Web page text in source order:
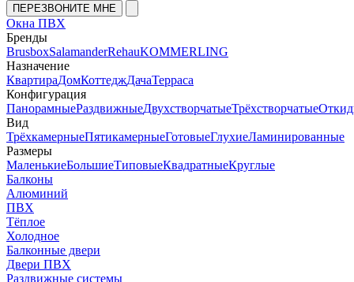
ПЕРЕЗВОНИТЕ МНЕ
Окна ПВХ
Бренды
BrusboxSalamanderRehauKOMMERLING
Назначение
КвартираДомКоттеджДачаТерраса
Конфигурация
ПанорамныеРаздвижныеДвухстворчатыеТрёхстворчатые
Вид
ТрёхкамерныеПятикамерныеГотовыеГлухиеЛаминированные
Размеры
МаленькиеБольшиеТиповыеКвадратныеКруглые
Балконы
Алюминий
ПВХ
Тёплое
Холодное
Балконные двери
Двери ПВХ
Раздвижные системы